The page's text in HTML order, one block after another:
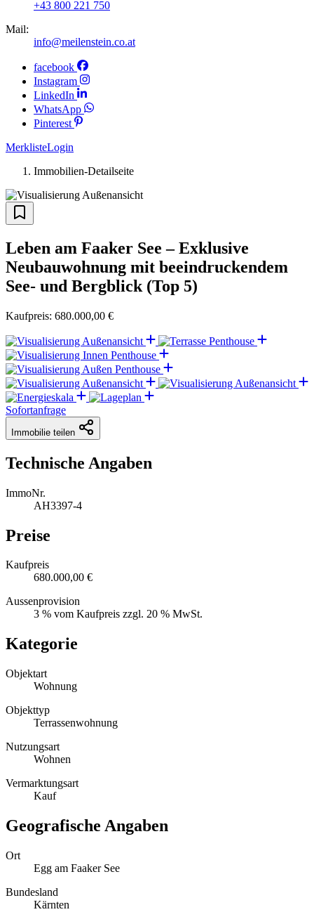
+43 800 221 750
Mail:
info@meilenstein.co.at
facebook
Instagram
LinkedIn
WhatsApp
Pinterest
MerklisteLogin
Immobilien-Detailseite
Leben am Faaker See – Exklusive
Neubauwohnung mit beeindruckendem
See- und Bergblick (Top 5)
Kaufpreis: 680.000,00 €
Sofortanfrage
Immobilie teilen
Technische Angaben
ImmoNr.
AH3397-4
Preise
Kaufpreis
680.000,00 €
Aussenprovision
3 % vom Kaufpreis zzgl. 20 % MwSt.
Kategorie
Objektart
Wohnung
Objekttyp
Terrassenwohnung
Nutzungsart
Wohnen
Vermarktungsart
Kauf
Geografische Angaben
Ort
Egg am Faaker See
Bundesland
Kärnten